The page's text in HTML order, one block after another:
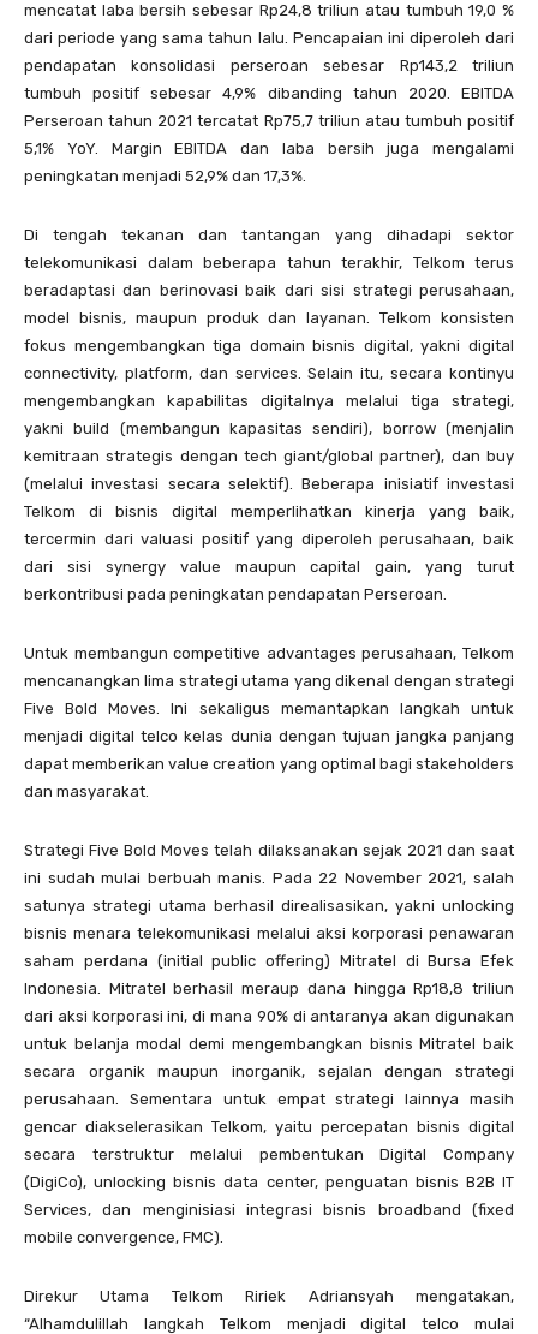
mencatat laba bersih sebesar Rp24,8 triliun atau tumbuh 19,0 %
dari periode yang sama tahun lalu. Pencapaian ini diperoleh dari
pendapatan konsolidasi perseroan sebesar Rp143,2 triliun
tumbuh positif sebesar 4,9% dibanding tahun 2020. EBITDA
Perseroan tahun 2021 tercatat Rp75,7 triliun atau tumbuh positif
5,1% YoY. Margin EBITDA dan laba bersih juga mengalami
peningkatan menjadi 52,9% dan 17,3%.
Di tengah tekanan dan tantangan yang dihadapi sektor
telekomunikasi dalam beberapa tahun terakhir, Telkom terus
beradaptasi dan berinovasi baik dari sisi strategi perusahaan,
model bisnis, maupun produk dan layanan. Telkom konsisten
fokus mengembangkan tiga domain bisnis digital, yakni digital
connectivity, platform, dan services. Selain itu, secara kontinyu
mengembangkan kapabilitas digitalnya melalui tiga strategi,
yakni build (membangun kapasitas sendiri), borrow (menjalin
kemitraan strategis dengan tech giant/global partner), dan buy
(melalui investasi secara selektif). Beberapa inisiatif investasi
Telkom di bisnis digital memperlihatkan kinerja yang baik,
tercermin dari valuasi positif yang diperoleh perusahaan, baik
dari sisi synergy value maupun capital gain, yang turut
berkontribusi pada peningkatan pendapatan Perseroan.
Untuk membangun competitive advantages perusahaan, Telkom
mencanangkan lima strategi utama yang dikenal dengan strategi
Five Bold Moves. Ini sekaligus memantapkan langkah untuk
menjadi digital telco kelas dunia dengan tujuan jangka panjang
dapat memberikan value creation yang optimal bagi stakeholders
dan masyarakat.
Strategi Five Bold Moves telah dilaksanakan sejak 2021 dan saat
ini sudah mulai berbuah manis. Pada 22 November 2021, salah
satunya strategi utama berhasil direalisasikan, yakni unlocking
bisnis menara telekomunikasi melalui aksi korporasi penawaran
saham perdana (initial public offering) Mitratel di Bursa Efek
Indonesia. Mitratel berhasil meraup dana hingga Rp18,8 triliun
dari aksi korporasi ini, di mana 90% di antaranya akan digunakan
untuk belanja modal demi mengembangkan bisnis Mitratel baik
secara organik maupun inorganik, sejalan dengan strategi
perusahaan. Sementara untuk empat strategi lainnya masih
gencar diakselerasikan Telkom, yaitu percepatan bisnis digital
secara terstruktur melalui pembentukan Digital Company
(DigiCo), unlocking bisnis data center, penguatan bisnis B2B IT
Services, dan menginisiasi integrasi bisnis broadband (fixed
mobile convergence, FMC).
Direkur Utama Telkom Ririek Adriansyah mengatakan,
“Alhamdulillah langkah Telkom menjadi digital telco mulai